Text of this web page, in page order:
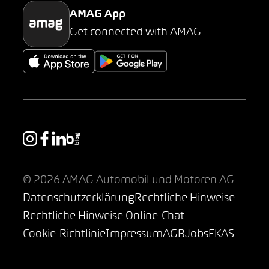
AMAG App
Get connected with AMAG
© 2026 AMAG Automobil und Motoren AG
DatenschutzerklärungRechtliche Hinweise
Rechtliche Hinweise Online-Chat
Cookie-RichtlinieImpressumAGBJobsEKAS